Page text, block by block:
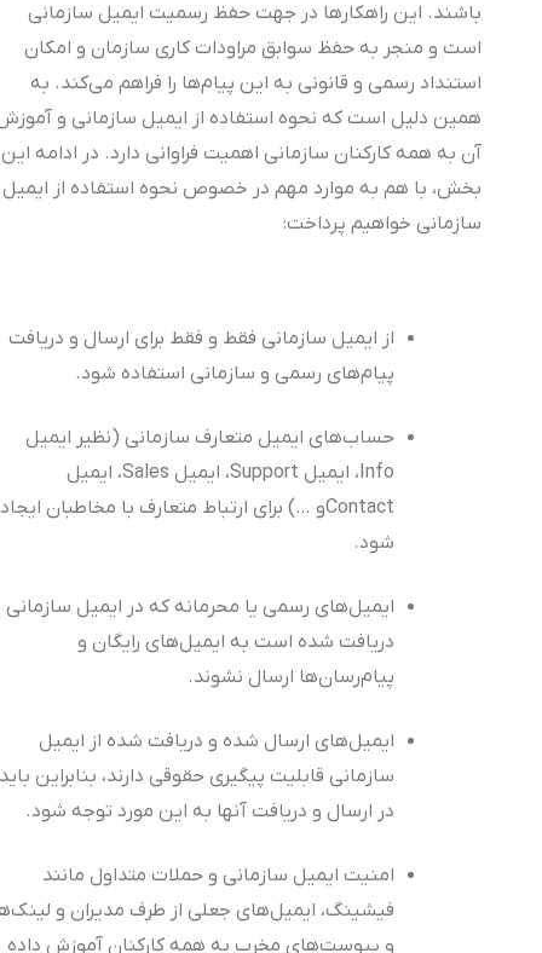
باشند. این راهکارها در جهت حفظ رسمیت ایمیل سازمانی
است و منجر به حفظ سوابق مراودات کاری سازمان و امکان
استنداد رسمی و قانونی به این پیام‌ها را فراهم می‌کند. به
همین دلیل است که نحوه استفاده از ایمیل سازمانی و آموزش
آن به همه کارکنان سازمانی اهمیت فراوانی دارد. در ادامه این
بخش، با هم به موارد مهم در خصوص نحوه استفاده از ایمیل
سازمانی خواهیم پرداخت:
از ایمیل سازمانی فقط و فقط برای ارسال و دریافت
پیام‌های رسمی و سازمانی استفاده شود.
حساب‌های ایمیل متعارف سازمانی (نظیر ایمیل
Info، ایمیل Support، ایمیل Sales، ایمیل
Contactو …) برای ارتباط متعارف با مخاطبان ایجاد
شود.
ایمیل‌های رسمی یا محرمانه که در ایمیل سازمانی
دریافت شده است به ایمیل‌های رایگان و
پیام‌رسان‌ها ارسال نشوند.
ایمیل‌های ارسال شده و دریافت شده از ایمیل
سازمانی قابلیت پیگیری حقوقی دارند، بنابراین باید
در ارسال و دریافت آنها به این مورد توجه شود.
امنیت ایمیل سازمانی و حملات متداول مانند
فیشینگ، ایمیل‌های جعلی از طرف مدیران و لینک‌ها
و پیوست‌های مخرب به همه کارکنان آموزش داده